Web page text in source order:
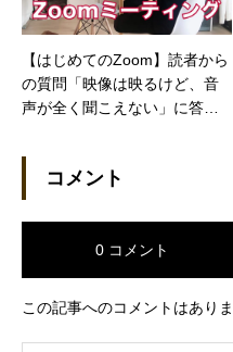
【はじめてのZoom】読者から
の質問「映像は映るけど、音
声が全く聞こえない」に答え
コメント
0 コメント
この記事へのコメントはありま